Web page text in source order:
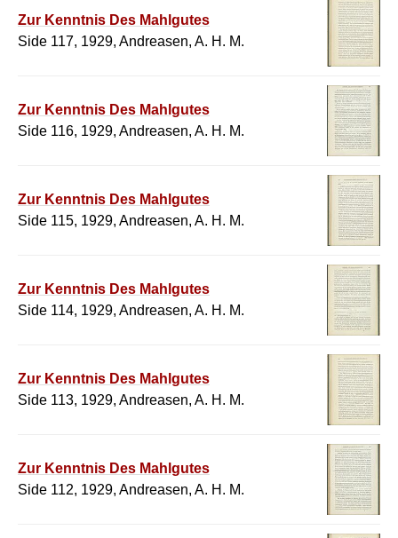
Zur Kenntnis Des Mahlgutes
Side 117, 1929, Andreasen, A. H. M.
Zur Kenntnis Des Mahlgutes
Side 116, 1929, Andreasen, A. H. M.
Zur Kenntnis Des Mahlgutes
Side 115, 1929, Andreasen, A. H. M.
Zur Kenntnis Des Mahlgutes
Side 114, 1929, Andreasen, A. H. M.
Zur Kenntnis Des Mahlgutes
Side 113, 1929, Andreasen, A. H. M.
Zur Kenntnis Des Mahlgutes
Side 112, 1929, Andreasen, A. H. M.